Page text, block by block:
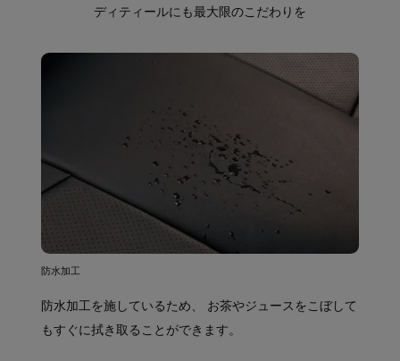
ディティールにも最大限のこだわりを
防水加工
防水加工を施しているため、 お茶やジュースをこぼして
もすぐに拭き取ることができます。